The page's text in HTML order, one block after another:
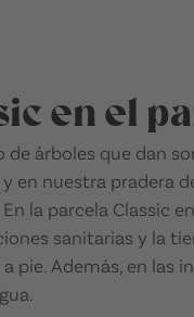
en el
árboles que dan
en nuestra pradera
la parcela Classic
sanitarias y la
pie. Además, en las